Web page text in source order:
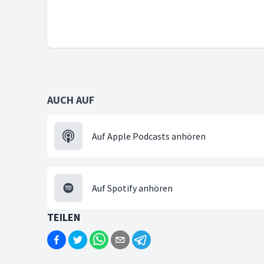
AUCH AUF
Auf Apple Podcasts anhören
Auf Spotify anhören
TEILEN